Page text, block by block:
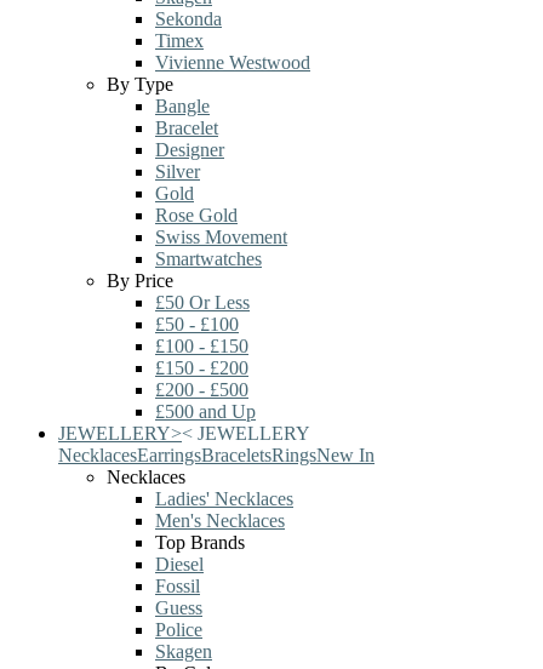
Sekonda
Timex
Vivienne Westwood
By Type
Bangle
Bracelet
Designer
Silver
Gold
Rose Gold
Swiss Movement
Smartwatches
By Price
£50 Or Less
£50 - £100
£100 - £150
£150 - £200
£200 - £500
£500 and Up
JEWELLERY>< JEWELLERY
NecklacesEarringsBraceletsRingsNew In
Necklaces
Ladies' Necklaces
Men's Necklaces
Top Brands
Diesel
Fossil
Guess
Police
Skagen